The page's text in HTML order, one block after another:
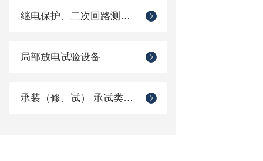
继电保护、二次回路测试仪器
局部放电试验设备
承装（修、试） 承试类仪器